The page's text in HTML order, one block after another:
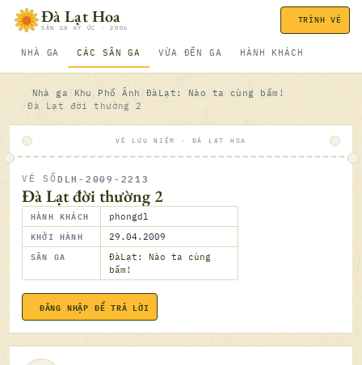
Bỏ qua nội dungĐà Lạt Hoa
SÂN GA KÝ ỨC · 2006
NHÀ GA CÁC SÂN GA VỪA ĐẾN GA HÀNH KHÁCH
TRÌNH VÉ
Nhà ga Khu Phố Ảnh
ĐàLạt: Nào ta cùng bấm!
Đà Lạt đời thường 2
VÉ LƯU NIỆM · ĐÀ LẠT HOA
VÉ SỐ DLH-2009-2213
Đà Lạt đời thường 2
HÀNH KHÁCH phongdl
KHỞI HÀNH 29.04.2009
SÂN GA
ĐàLạt: Nào ta cùng
bấm!
ĐĂNG NHẬP ĐỂ TRẢ LỜI